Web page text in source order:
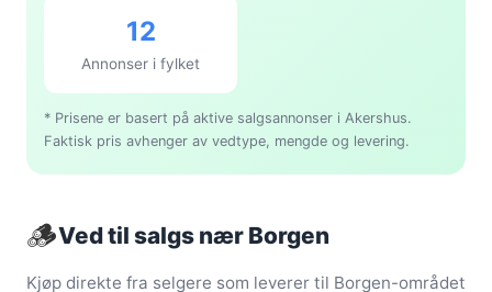
12
Annonser i fylket
* Prisene er basert på aktive salgsannonser i Akershus.
Faktisk pris avhenger av vedtype, mengde og levering.
🪵Ved til salgs nær Borgen
Kjøp direkte fra selgere som leverer til Borgen-området